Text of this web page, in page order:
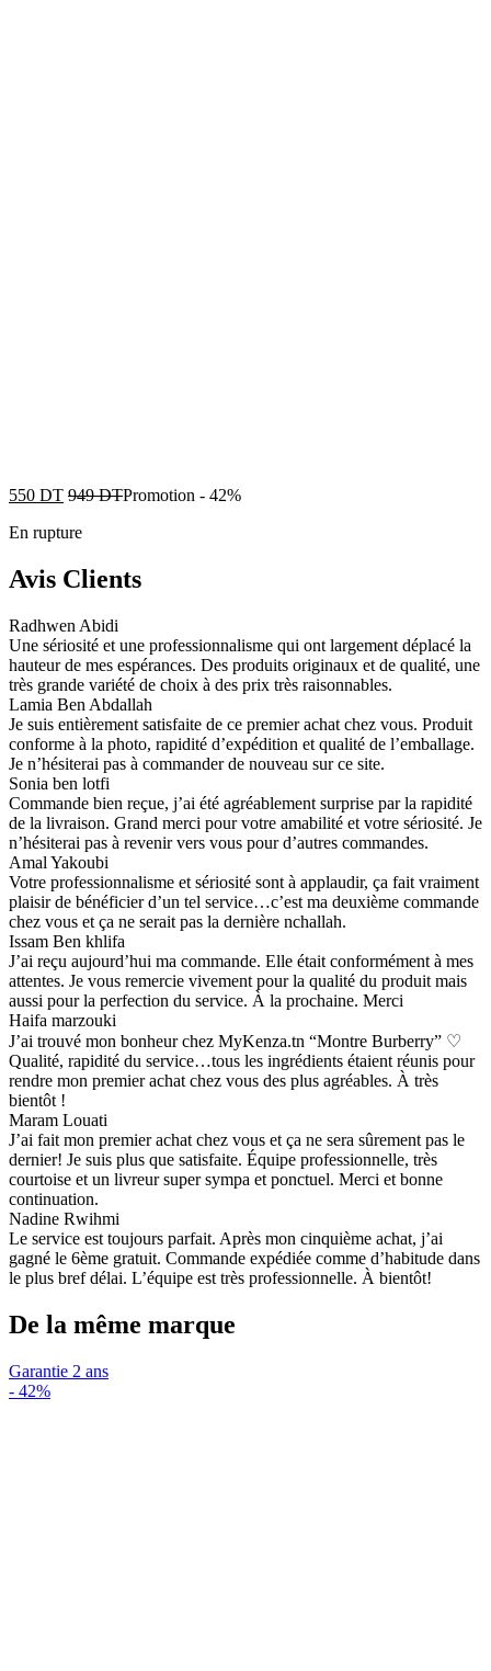
550 DT 949DTPromotion - 42%
En rupture
Avis Clients
Radhwen Abidi
Une sériosité et une professionnalisme qui ont largement déplacé la
hauteur de mes espérances. Des produits originaux et de qualité, une
très grande variété de choix à des prix très raisonnables.
Lamia Ben Abdallah
Je suis entièrement satisfaite de ce premier achat chez vous. Produit
conforme à la photo, rapidité d’expédition et qualité de l’emballage.
Je n’hésiterai pas à commander de nouveau sur ce site.
Sonia ben lotfi
Commande bien reçue, j’ai été agréablement surprise par la rapidité
de la livraison. Grand merci pour votre amabilité et votre sériosité. Je
n’hésiterai pas à revenir vers vous pour d’autres commandes.
Amal Yakoubi
Votre professionnalisme et sériosité sont à applaudir, ça fait vraiment
plaisir de bénéficier d’un tel service…c’est ma deuxième commande
chez vous et ça ne serait pas la dernière nchallah.
Issam Ben khlifa
J’ai reçu aujourd’hui ma commande. Elle était conformément à mes
attentes. Je vous remercie vivement pour la qualité du produit mais
aussi pour la perfection du service. À la prochaine. Merci
Haifa marzouki
J’ai trouvé mon bonheur chez MyKenza.tn “Montre Burberry” ♡
Qualité, rapidité du service…tous les ingrédients étaient réunis pour
rendre mon premier achat chez vous des plus agréables. À très
bientôt !
Maram Louati
J’ai fait mon premier achat chez vous et ça ne sera sûrement pas le
dernier! Je suis plus que satisfaite. Équipe professionnelle, très
courtoise et un livreur super sympa et ponctuel. Merci et bonne
continuation.
Nadine Rwihmi
Le service est toujours parfait. Après mon cinquième achat, j’ai
gagné le 6ème gratuit. Commande expédiée comme d’habitude dans
le plus bref délai. L’équipe est très professionnelle. À bientôt!
De la même marque
Garantie 2 ans
- 42%